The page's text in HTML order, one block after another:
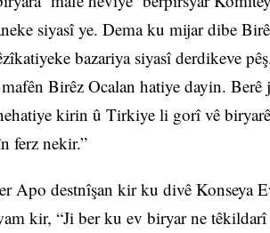
siyasî ye. Dema ku mijar dibe
bazariya siyasî derdikeve
Birêz Ocalan hatiye dayin.
kirin û Tirkiye li gorî vê
ferz nekir.”
Apo destnîşan kir ku divê Konseya
kir, “Ji ber ku ev biryar ne